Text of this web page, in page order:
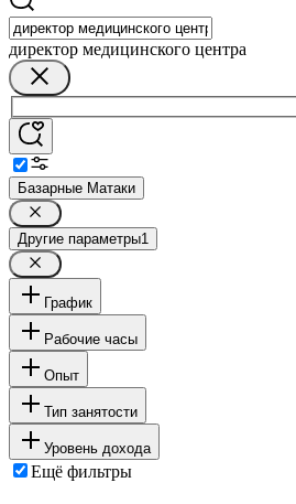
директор медицинского центра
Базарные Матаки
Другие параметры1
График
Рабочие часы
Опыт
Тип занятости
Уровень дохода
Ещё фильтры